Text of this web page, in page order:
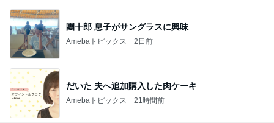
團十郎 息子がサングラスに興味
Amebaトピックス 2日前
だいた 夫へ追加購入した肉ケーキ
Amebaトピックス 21時間前